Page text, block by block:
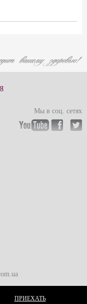
Мы в соц. сетях
ПРИЕХАТЬ